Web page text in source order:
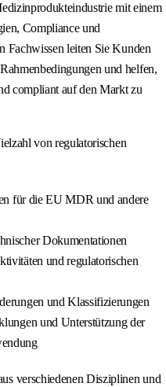
mit einem
Compliance und
Fachwissen leiten Sie Kunden
und helfen,
compliant auf den Markt zu
von regulatorischen
für die EU MDR und andere
Dokumentationen
und regulatorischen
und Klassifizierungen
und Unterstützung der
verschiedenen Disziplinen und